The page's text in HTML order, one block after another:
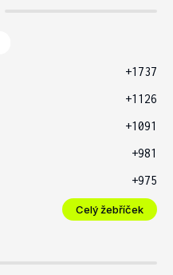
+1737
+1126
+1091
+981
+975
Celý žebříček